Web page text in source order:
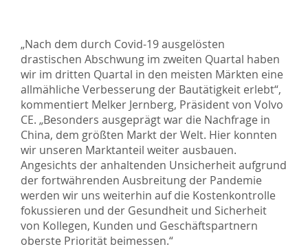
„Nach dem durch Covid-19 ausgelösten
drastischen Abschwung im zweiten Quartal haben
wir im dritten Quartal in den meisten Märkten eine
allmähliche Verbesserung der Bautätigkeit erlebt“,
kommentiert Melker Jernberg, Präsident von Volvo
CE. „Besonders ausgeprägt war die Nachfrage in
China, dem größten Markt der Welt. Hier konnten
wir unseren Marktanteil weiter ausbauen.
Angesichts der anhaltenden Unsicherheit aufgrund
der fortwährenden Ausbreitung der Pandemie
werden wir uns weiterhin auf die Kostenkontrolle
fokussieren und der Gesundheit und Sicherheit
von Kollegen, Kunden und Geschäftspartnern
oberste Priorität beimessen.“